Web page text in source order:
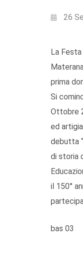
26
La
prima
Si
Ottobre
ed
debutta
di storia
il 150°
bas 03